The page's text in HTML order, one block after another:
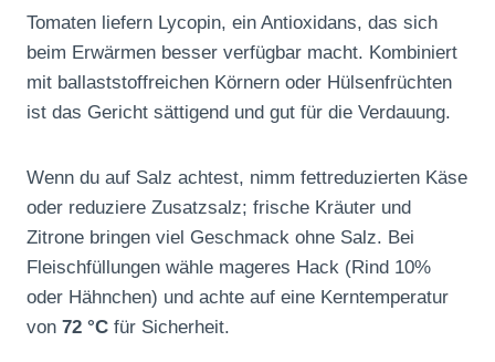
Tomaten liefern Lycopin, ein Antioxidans, das sich
beim Erwärmen besser verfügbar macht. Kombiniert
mit ballaststoffreichen Körnern oder Hülsenfrüchten
ist das Gericht sättigend und gut für die Verdauung.
Wenn du auf Salz achtest, nimm fettreduzierten Käse
oder reduziere Zusatzsalz; frische Kräuter und
Zitrone bringen viel Geschmack ohne Salz. Bei
Fleischfüllungen wähle mageres Hack (Rind 10%
oder Hähnchen) und achte auf eine Kerntemperatur
von 72 °C für Sicherheit.